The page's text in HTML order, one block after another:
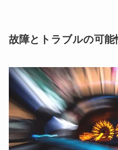
故障とトラブルの可能